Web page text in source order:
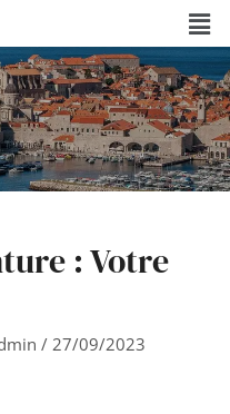
: Votre
/27/09/2023